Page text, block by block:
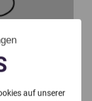
auf unserer